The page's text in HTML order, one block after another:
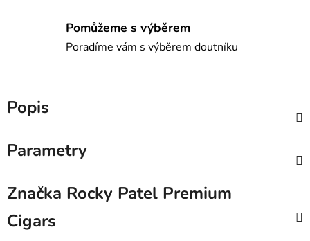
Pomůžeme s výběrem
Poradíme vám s výběrem doutníku
Popis
Parametry
Značka Rocky Patel Premium
Cigars